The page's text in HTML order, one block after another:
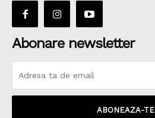
Abonare newsletter
ABONEAZA-TE